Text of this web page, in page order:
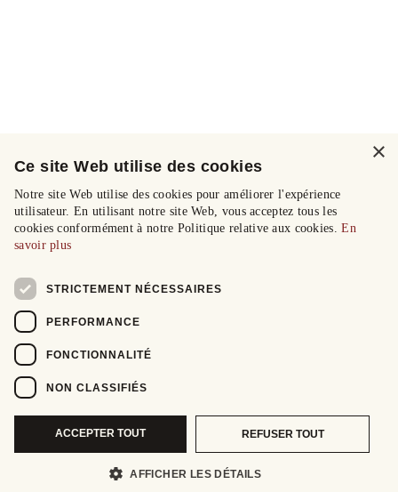
×
Ce site Web utilise des cookies
Notre site Web utilise des cookies pour améliorer l'expérience
utilisateur. En utilisant notre site Web, vous acceptez tous les
cookies conformément à notre Politique relative aux cookies.En
savoir plus
STRICTEMENT NÉCESSAIRES
PERFORMANCE
FONCTIONNALITÉ
NON CLASSIFIÉS
ACCEPTER TOUT REFUSER TOUT
AFFICHER LES DÉTAILS